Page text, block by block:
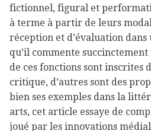
fictionnel, figural et
à terme à partir de leurs
réception et d’évaluation
qu’il commente
de ces fonctions sont inscrites
critique, d’autres sont des
bien ses exemples dans la
arts, cet article essaye de
joué par les innovations